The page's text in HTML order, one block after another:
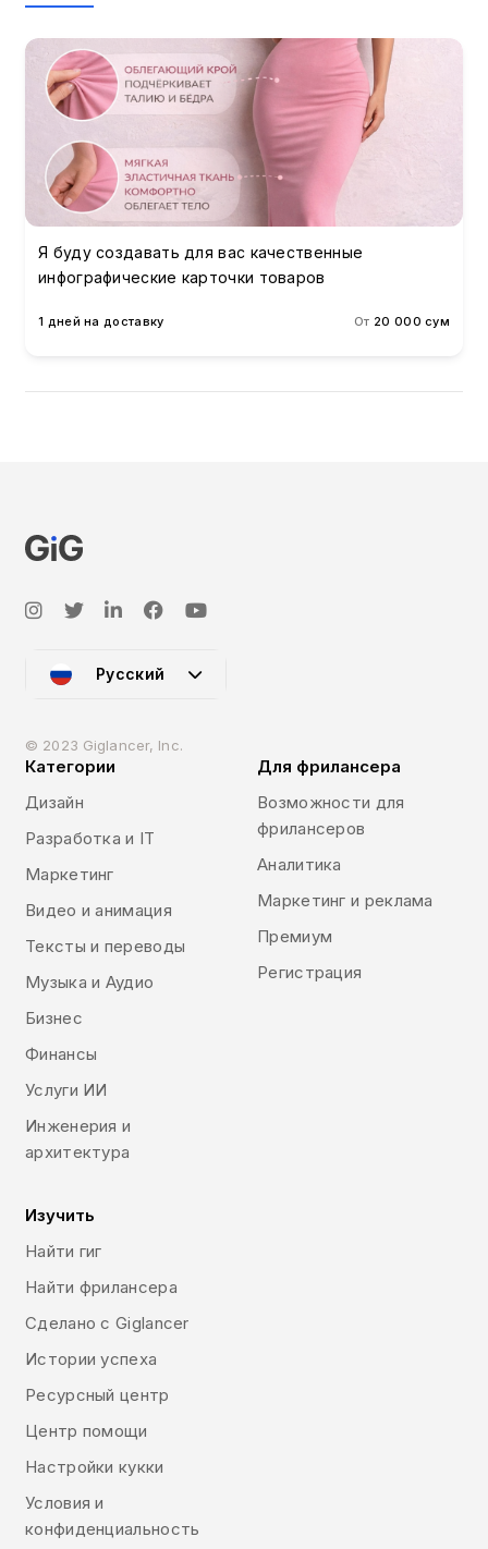
Я буду создавать для вас качественные
инфографические карточки товаров
1 дней на доставку От 20 000 сум
Русский
© 2023 Giglancer, Inc.
Категории
Дизайн
Разработка и IT
Маркетинг
Видео и анимация
Тексты и переводы
Музыка и Аудио
Бизнес
Финансы
Услуги ИИ
Инженерия и
архитектура
Для фрилансера
Возможности для
фрилансеров
Аналитика
Маркетинг и реклама
Премиум
Регистрация
Изучить
Найти гиг
Найти фрилансера
Сделано с Giglancer
Истории успеха
Ресурсный центр
Центр помощи
Настройки кукки
Условия и
конфиденциальность